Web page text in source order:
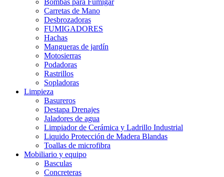
Bombas para Fumigar
Carretas de Mano
Desbrozadoras
FUMIGADORES
Hachas
Mangueras de jardín
Motosierras
Podadoras
Rastrillos
Sopladoras
Limpieza
Basureros
Destapa Drenajes
Jaladores de agua
Limpiador de Cerámica y Ladrillo Industrial
Liquido Protección de Madera Blandas
Toallas de microfibra
Mobiliario y equipo
Basculas
Concreteras